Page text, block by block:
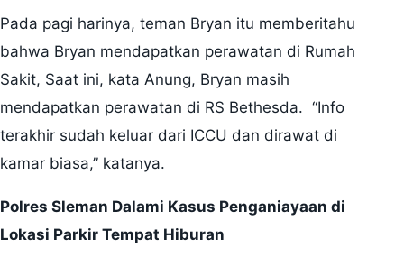
Pada pagi harinya, teman Bryan itu memberitahu
bahwa Bryan mendapatkan perawatan di Rumah
Sakit, Saat ini, kata Anung, Bryan masih
mendapatkan perawatan di RS Bethesda. “Info
terakhir sudah keluar dari ICCU dan dirawat di
kamar biasa,” katanya.
Polres Sleman Dalami Kasus Penganiayaan di
Lokasi Parkir Tempat Hiburan